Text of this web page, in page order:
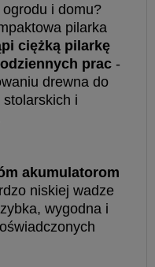
ogrodu i domu?
pilarka
ciężką pilarkę
prac -
drewna do
i
akumulatorom
niskiej wadze
wygodna i